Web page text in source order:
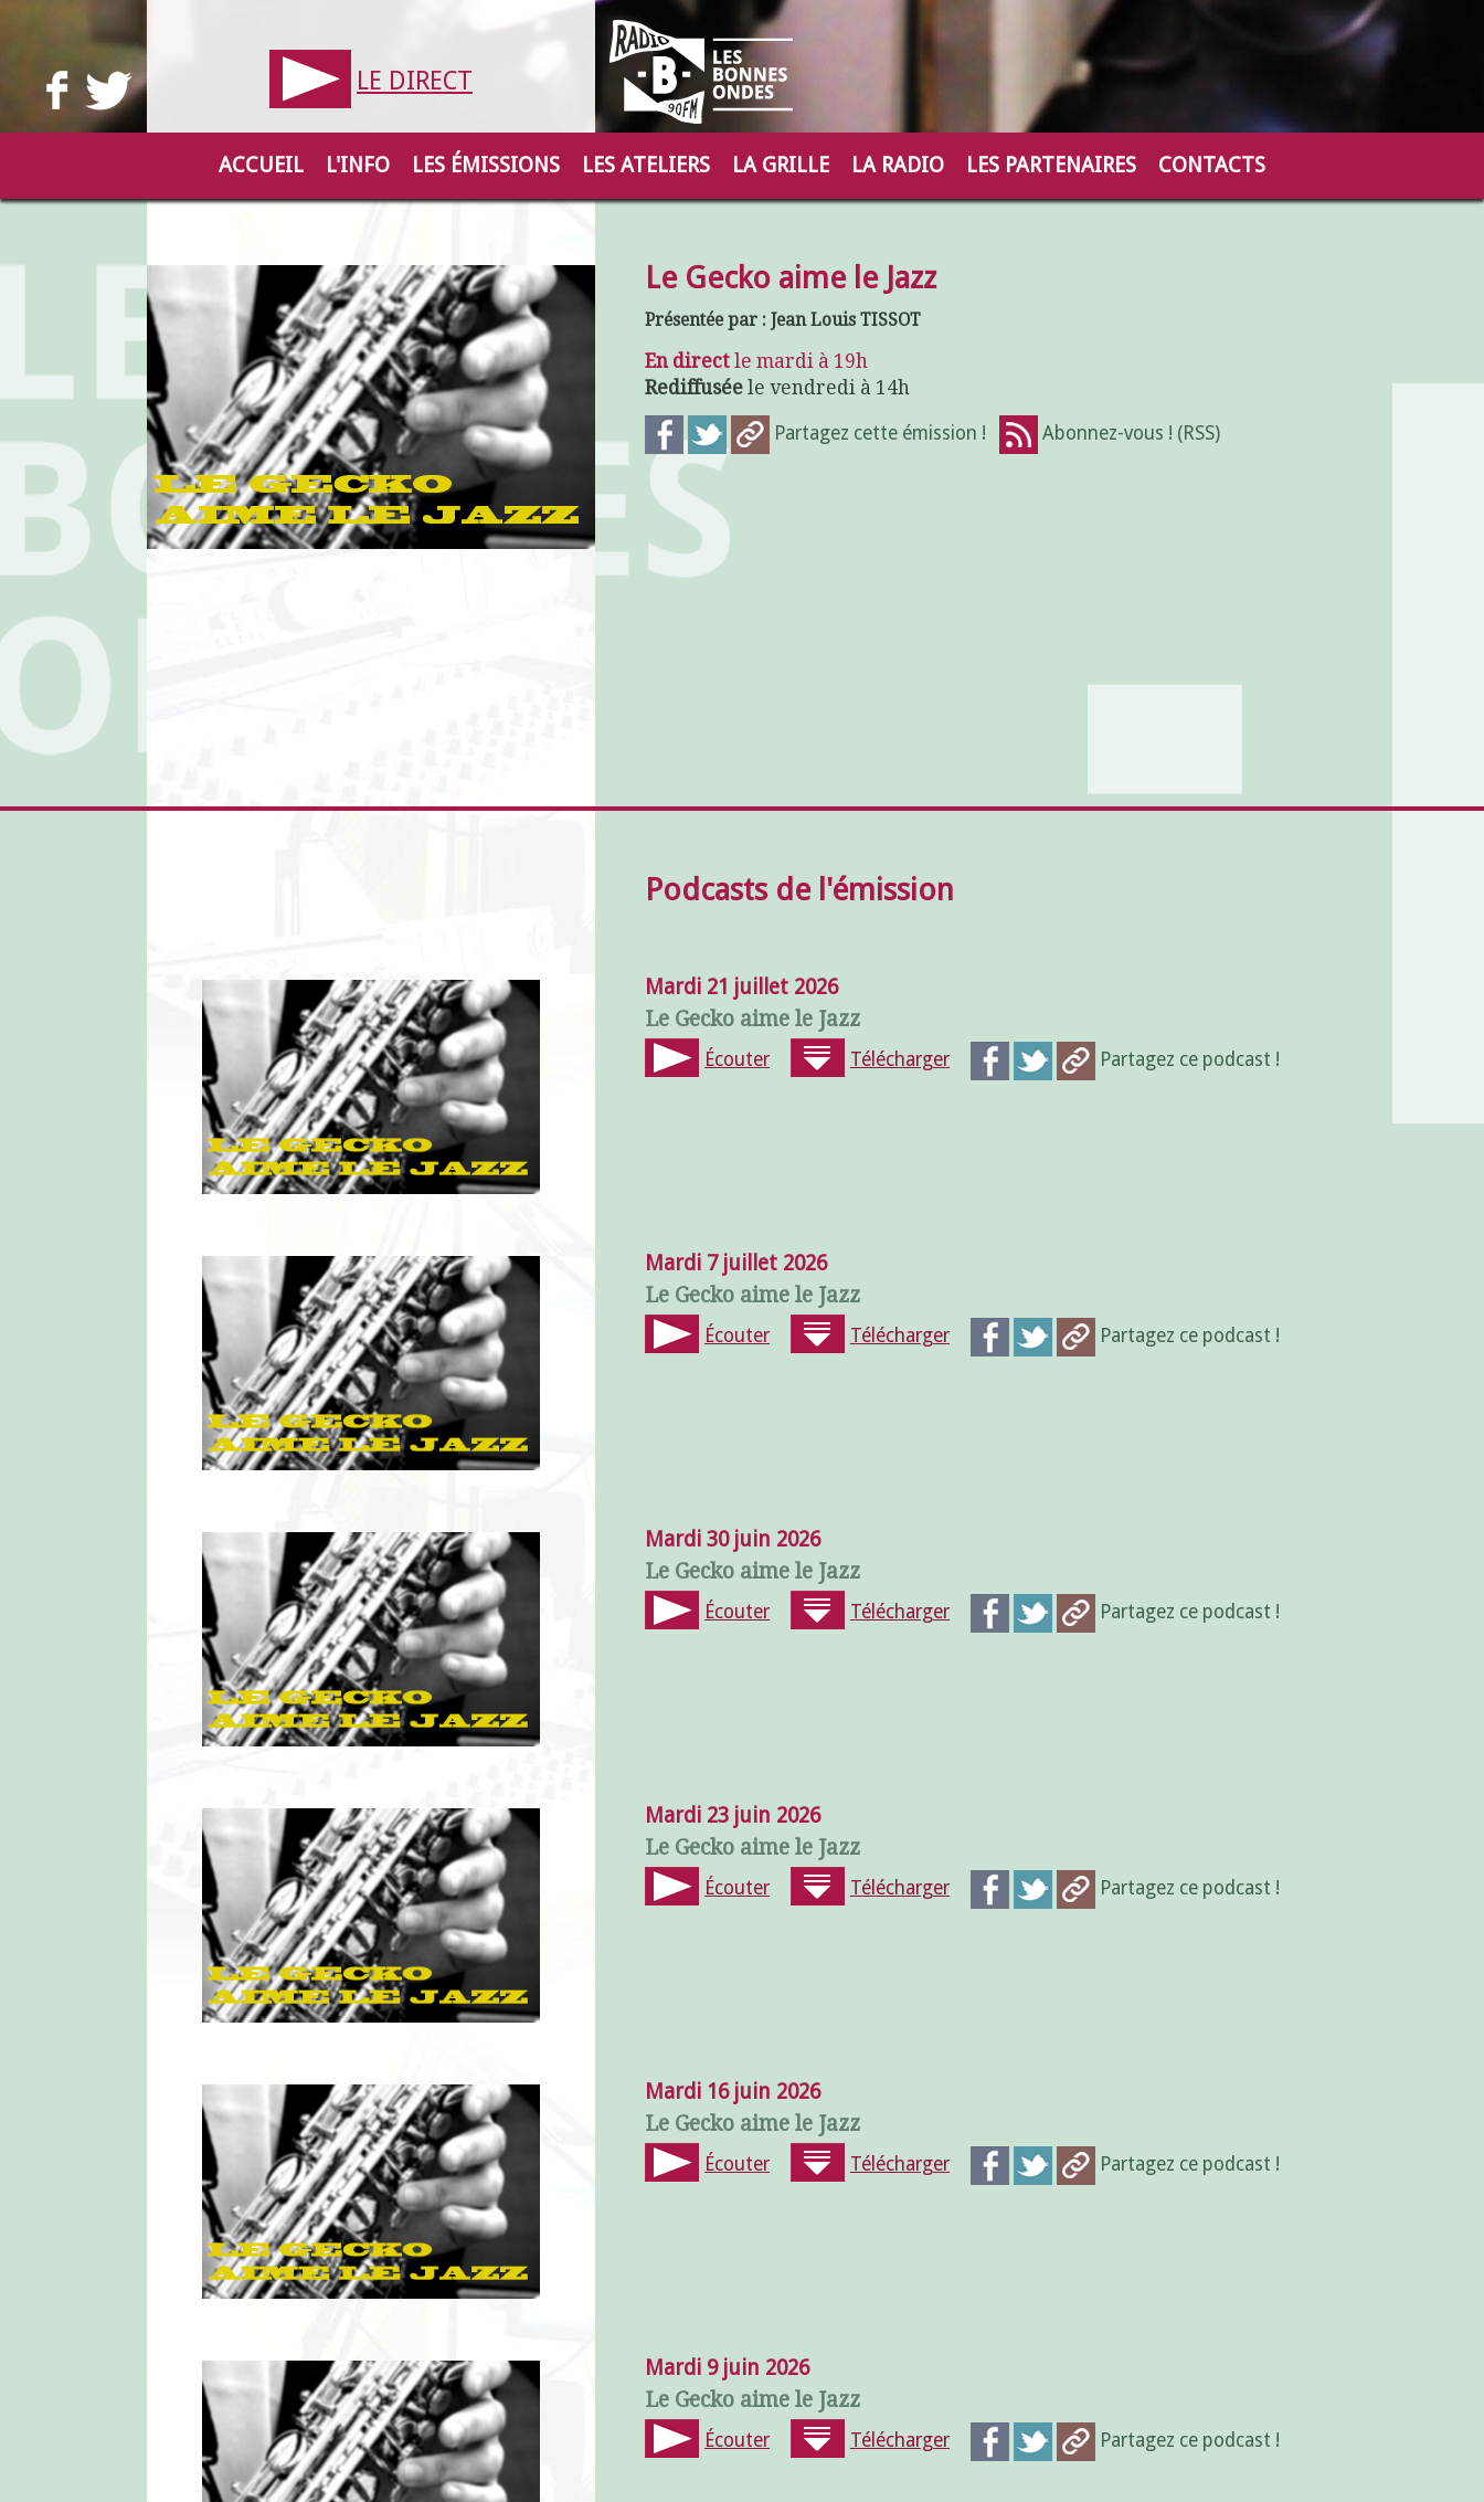
LE DIRECT
ACCUEIL L'INFO LES ÉMISSIONS LES ATELIERS LA GRILLE LA RADIO LES PARTENAIRES CONTACTS
Le Gecko aime le Jazz
Présentée par : Jean Louis TISSOT
En direct le mardi à 19h
Rediffusée le vendredi à 14h
Partagez cette émission ! Abonnez-vous ! (RSS)
Podcasts de l'émission
Mardi 21 juillet 2026
Le Gecko aime le Jazz
Écouter Télécharger Partagez ce podcast !
Mardi 7 juillet 2026
Le Gecko aime le Jazz
Écouter Télécharger Partagez ce podcast !
Mardi 30 juin 2026
Le Gecko aime le Jazz
Écouter Télécharger Partagez ce podcast !
Mardi 23 juin 2026
Le Gecko aime le Jazz
Écouter Télécharger Partagez ce podcast !
Mardi 16 juin 2026
Le Gecko aime le Jazz
Écouter Télécharger Partagez ce podcast !
Mardi 9 juin 2026
Le Gecko aime le Jazz
Écouter Télécharger Partagez ce podcast !